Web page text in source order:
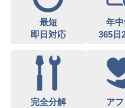
最短
即日対応
年
365日
完全分解
ア